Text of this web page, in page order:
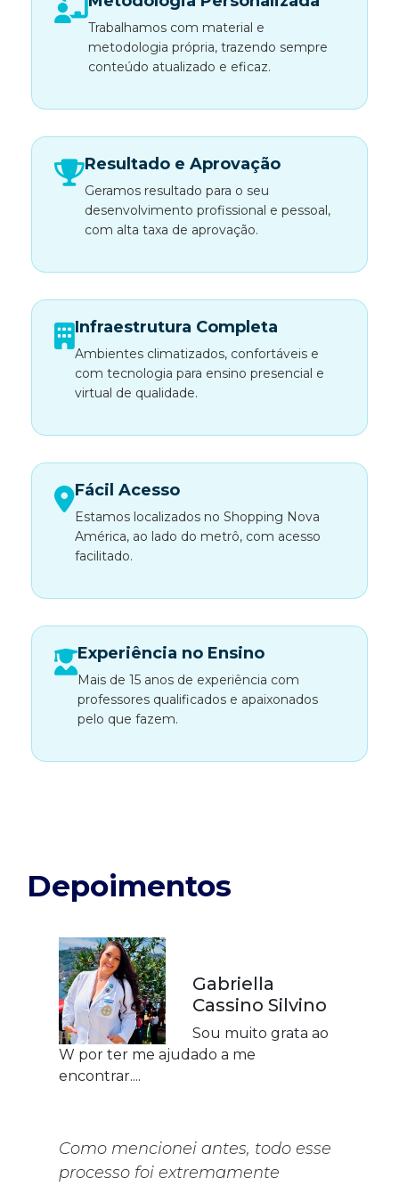
Trabalhamos com material e
metodologia própria, trazendo sempre
conteúdo atualizado e eficaz.
Resultado e Aprovação
Geramos resultado para o seu
desenvolvimento profissional e pessoal,
com alta taxa de aprovação.
Infraestrutura Completa
Ambientes climatizados, confortáveis e
com tecnologia para ensino presencial e
virtual de qualidade.
Fácil Acesso
Estamos localizados no Shopping Nova
América, ao lado do metrô, com acesso
facilitado.
Experiência no Ensino
Mais de 15 anos de experiência com
professores qualificados e apaixonados
pelo que fazem.
Depoimentos
Gabriella
Cassino Silvino
Sou muito grata ao
W por ter me ajudado a me
encontrar....
Como mencionei antes, todo esse
processo foi extremamente